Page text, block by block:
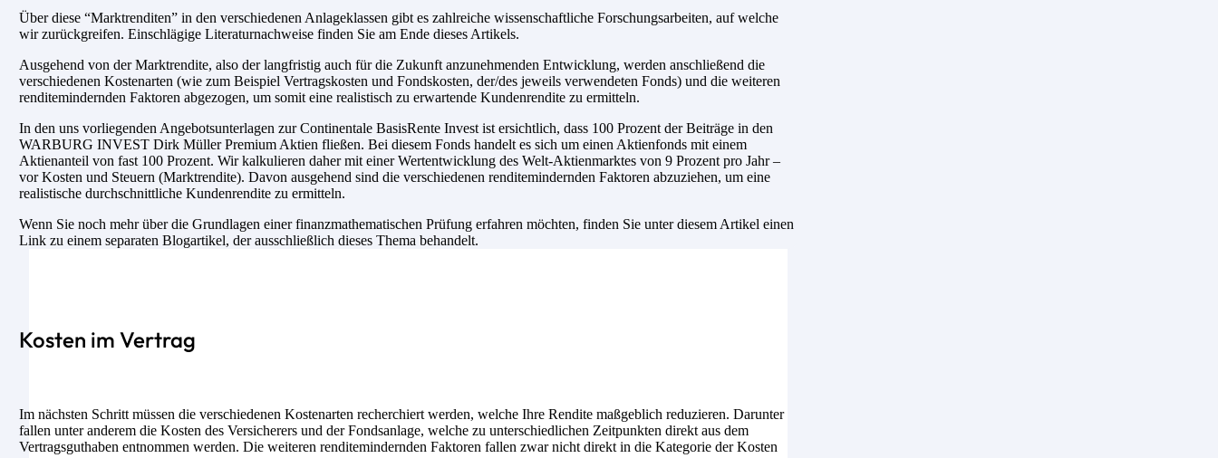
Über diese “Marktrenditen” in den verschiedenen Anlageklassen gibt es zahlreiche wissenschaftliche Forschungsarbeiten, auf welche
wir zurückgreifen. Einschlägige Literaturnachweise finden Sie am Ende dieses Artikels.
Ausgehend von der Marktrendite, also der langfristig auch für die Zukunft anzunehmenden Entwicklung, werden anschließend die
verschiedenen Kostenarten (wie zum Beispiel Vertragskosten und Fondskosten, der/des jeweils verwendeten Fonds) und die weiteren
renditemindernden Faktoren abgezogen, um somit eine realistisch zu erwartende Kundenrendite zu ermitteln.
In den uns vorliegenden Angebotsunterlagen zur Continentale BasisRente Invest ist ersichtlich, dass 100 Prozent der Beiträge in den
WARBURG INVEST Dirk Müller Premium Aktien fließen. Bei diesem Fonds handelt es sich um einen Aktienfonds mit einem
Aktienanteil von fast 100 Prozent. Wir kalkulieren daher mit einer Wertentwicklung des Welt-Aktienmarktes von 9 Prozent pro Jahr –
vor Kosten und Steuern (Marktrendite). Davon ausgehend sind die verschiedenen renditemindernden Faktoren abzuziehen, um eine
realistische durchschnittliche Kundenrendite zu ermitteln.
Wenn Sie noch mehr über die Grundlagen einer finanzmathematischen Prüfung erfahren möchten, finden Sie unter diesem Artikel einen
Link zu einem separaten Blogartikel, der ausschließlich dieses Thema behandelt.
Kosten im Vertrag
Im nächsten Schritt müssen die verschiedenen Kostenarten recherchiert werden, welche Ihre Rendite maßgeblich reduzieren. Darunter
fallen unter anderem die Kosten des Versicherers und der Fondsanlage, welche zu unterschiedlichen Zeitpunkten direkt aus dem
Vertragsguthaben entnommen werden. Die weiteren renditemindernden Faktoren fallen zwar nicht direkt in die Kategorie der Kosten